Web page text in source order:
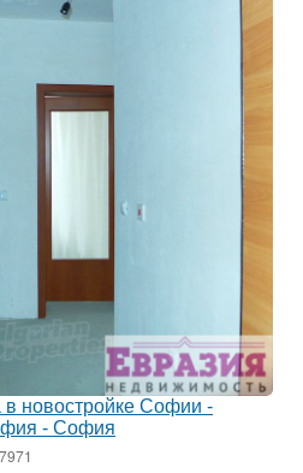
в новостройке Софии -
- София